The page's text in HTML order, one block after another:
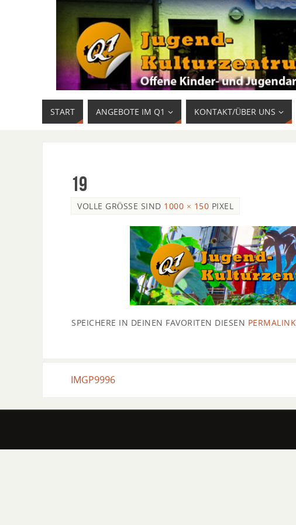
START ANGEBOTE IM Q1 KONTAKT/ÜBER UNS
19
VOLLE GRÖSSE SIND 1000 × 150 PIXEL
SPEICHERE IN DEINEN FAVORITEN DIESEN PERMALINK
IMGP9996